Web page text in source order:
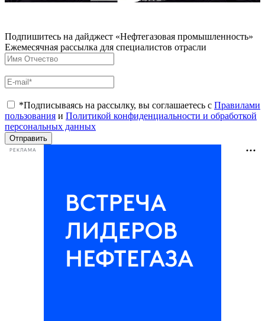
Подпишитесь на дайджест «Нефтегазовая промышленность»
Ежемесячная рассылка для специалистов отрасли
*Подписываясь на рассылку, вы соглашаетесь с Правилами
пользования и Политикой конфиденциальности и обработкой
персональных данных
Отправить
РЕКЛАМА